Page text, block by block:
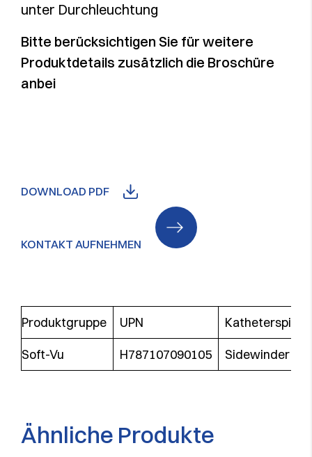
unter Durchleuchtung
Bitte berücksichtigen Sie für weitere
Produktdetails zusätzlich die Broschüre
anbei
DOWNLOAD PDF
KONTAKT AUFNEHMEN
Produktgruppe UPN
Katheterspitze
Soft-Vu
H787107090105 Sidewinder 2
Ähnliche Produkte